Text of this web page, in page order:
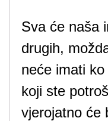
Sva će naša
drugih,
neće imati
koji ste
vjerojatno će